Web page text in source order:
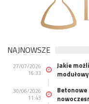
NAJNOWSZE
27/07/2026
16:33
Jakie
30/06/2026
11:43